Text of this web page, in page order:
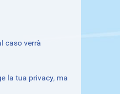
caso verrà
la tua privacy, ma